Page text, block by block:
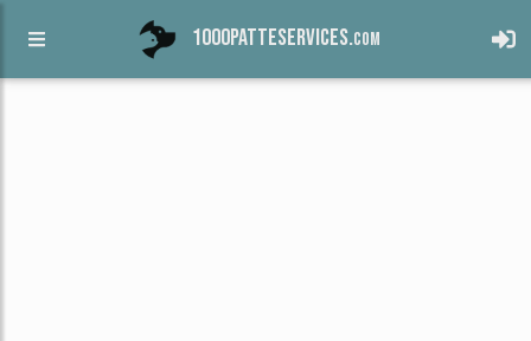
1000patteservices.com